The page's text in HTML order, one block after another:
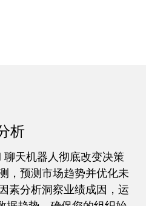
析
天机器人彻底改变决策
，预测市场趋势并优化未
素分析洞察业绩成因，运